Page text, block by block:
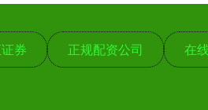
券 正规配资公司 在